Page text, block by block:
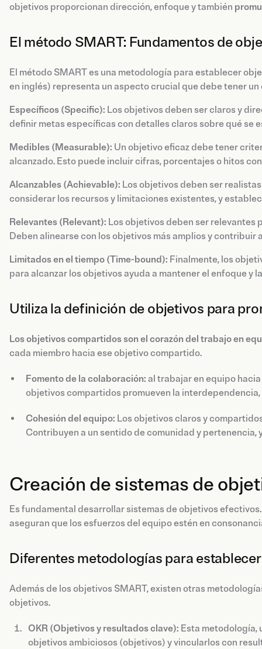
objetivos proporcionan dirección, enfoque y también
El método SMART: Fundamentos de
El método SMART es una metodología para establecer
en inglés) representa un aspecto crucial que debe tener
Específicos (Specific): Los objetivos deben ser claros y
definir metas específicas con detalles claros sobre qué se
Medibles (Measurable): Un objetivo eficaz debe tener
alcanzado. Esto puede incluir cifras, porcentajes o hitos
Alcanzables (Achievable): Los objetivos deben ser
considerar los recursos y limitaciones existentes, y
Relevantes (Relevant): Los objetivos deben ser relevantes
Deben alinearse con los objetivos más amplios y contribuir
Limitados en el tiempo (Time-bound): Finalmente, los
para alcanzar los objetivos ayuda a mantener el enfoque y
Utiliza la definición de objetivos para
Los objetivos compartidos son el corazón del trabajo en
cada miembro hacia ese objetivo compartido.
Fomento de la colaboración: al trabajar en equipo
objetivos compartidos promueven la
Cohesión del equipo: Los objetivos claros y
Contribuyen a un sentido de comunidad y
Creación de sistemas de
Es fundamental desarrollar sistemas de objetivos
aseguran que los esfuerzos del equipo estén en
Diferentes metodologías para
Además de los objetivos SMART, existen otras
objetivos.
OKR (Objetivos y resultados clave): Esta metodología,
objetivos ambiciosos (objetivos) y vincularlos con